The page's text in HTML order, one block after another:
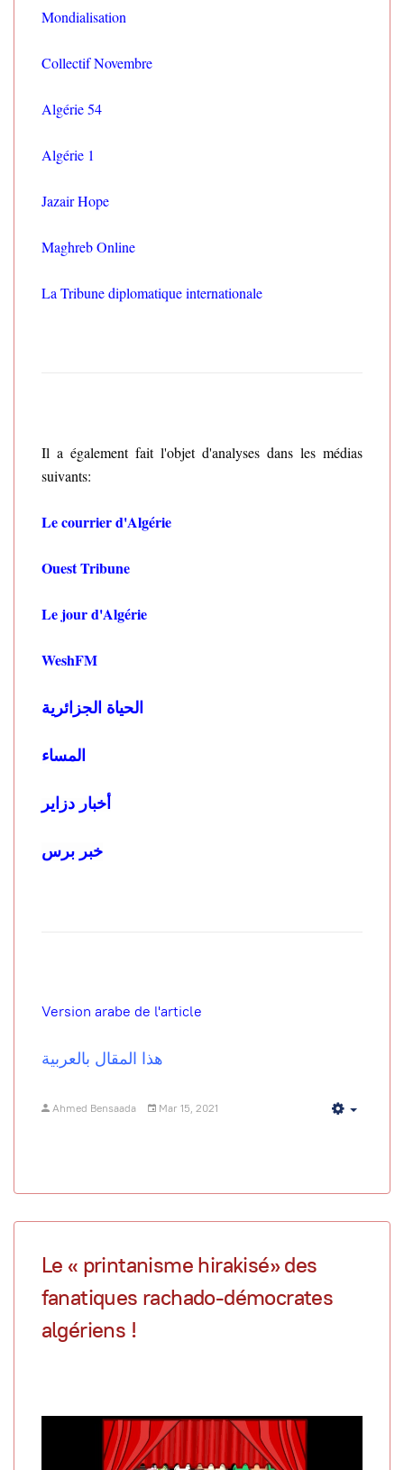
Mondialisation
Collectif Novembre
Algérie 54
Algérie 1
Jazair Hope
Maghreb Online
La Tribune diplomatique internationale
Il a également fait l'objet d'analyses dans les médias
suivants:
Le courrier d'Algérie
Ouest Tribune
Le jour d'Algérie
WeshFM
الحياة الجزائرية
المساء
أخبار دزاير
خبر برس
Version arabe de l'article
هذا المقال بالعربية
Ahmed Bensaada Mar 15, 2021
Le « printanisme hirakisé» des
fanatiques rachado-démocrates
algériens !